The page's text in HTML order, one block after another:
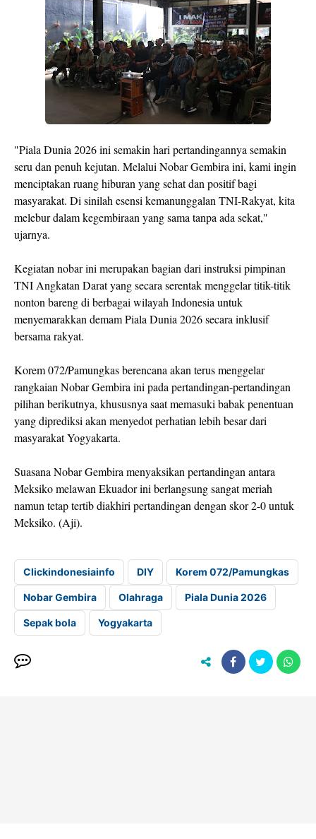
​"Piala Dunia 2026 ini semakin hari pertandingannya semakin
seru dan penuh kejutan. Melalui Nobar Gembira ini, kami ingin
menciptakan ruang hiburan yang sehat dan positif bagi
masyarakat. Di sinilah esensi kemanunggalan TNI-Rakyat, kita
melebur dalam kegembiraan yang sama tanpa ada sekat,"
ujarnya.
​Kegiatan nobar ini merupakan bagian dari instruksi pimpinan
TNI Angkatan Darat yang secara serentak menggelar titik-titik
nonton bareng di berbagai wilayah Indonesia untuk
menyemarakkan demam Piala Dunia 2026 secara inklusif
bersama rakyat.
​Korem 072/Pamungkas berencana akan terus menggelar
rangkaian Nobar Gembira ini pada pertandingan-pertandingan
pilihan berikutnya, khususnya saat memasuki babak penentuan
yang diprediksi akan menyedot perhatian lebih besar dari
masyarakat Yogyakarta.
Suasana Nobar Gembira menyaksikan pertandingan antara
Meksiko melawan Ekuador ini berlangsung sangat meriah
namun tetap tertib diakhiri pertandingan dengan skor 2-0 untuk
Meksiko. (Aji).
Clickindonesiainfo DIY Korem 072/Pamungkas
Nobar Gembira Olahraga Piala Dunia 2026
Sepak bola Yogyakarta